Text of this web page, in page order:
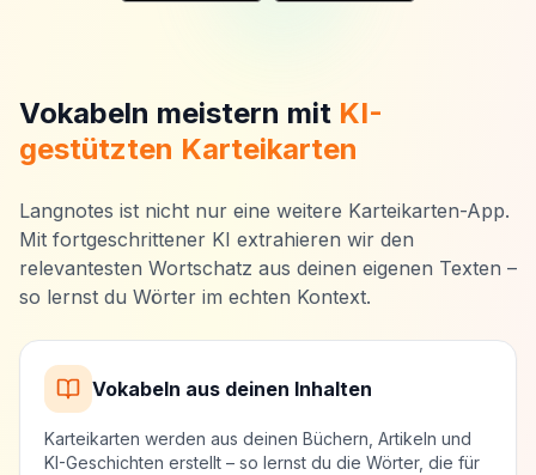
Vokabeln meistern mit KI-
gestützten Karteikarten
Langnotes ist nicht nur eine weitere Karteikarten-App.
Mit fortgeschrittener KI extrahieren wir den
relevantesten Wortschatz aus deinen eigenen Texten –
so lernst du Wörter im echten Kontext.
Vokabeln aus deinen Inhalten
Karteikarten werden aus deinen Büchern, Artikeln und
KI-Geschichten erstellt – so lernst du die Wörter, die für